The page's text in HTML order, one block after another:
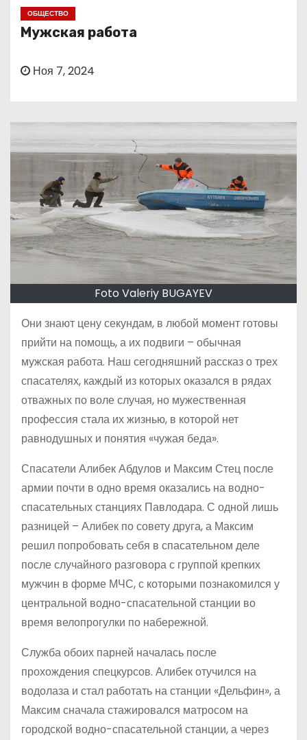
ОБЩЕСТВО
Мужская работа
Ноя 7, 2024
Foto Valeriy BUGAYEV
Они знают цену секундам, в любой момент готовы
прий­ти на помощь, а их подвиги – обычная
мужская работа. Наш сегодняшний рассказ о трех
спасателях, каждый из которых оказался в рядах
отважных по воле случая, но мужественная
профессия стала их жизнью, в которой нет
равнодушных и понятия «чужая беда».
Спасатели Алибек Абдулов и Максим Стец после
армии почти в одно время оказались на водно-
спасательных станциях Павлодара. С одной лишь
разницей – Алибек по совету друга, а Максим
решил попробовать себя в спасательном деле
после случайного разговора с группой крепких
мужчин в форме МЧС, с которыми познакомился у
центральной водно-спасательной станции во
время велопрогулки по набережной.
Служба обоих парней началась после
прохождения спецкурсов. Алибек отучился на
водолаза и стал работать на станции «Дельфин», а
Максим сначала стажировался матросом на
городской водно-спасательной станции, а через